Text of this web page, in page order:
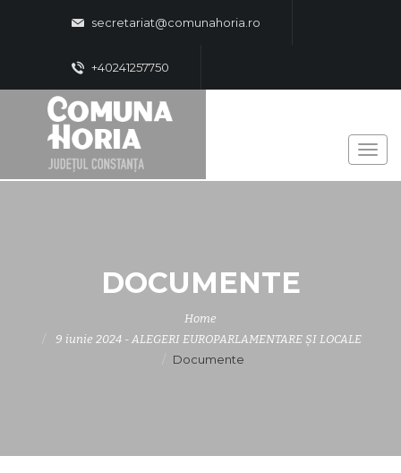
secretariat@comunahoria.ro
+40241257750
DOCUMENTE
Home
9 iunie 2024 - ALEGERI EUROPARLAMENTARE ȘI LOCALE
Documente